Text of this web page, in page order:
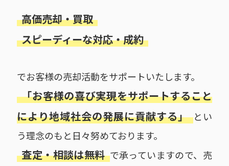
高価売却・買取
スピーディーな対応・成約
でお客様の売却活動をサポートいたします。
「お客様の喜び実現をサポートすること
により地域社会の発展に貢献する」 とい
う理念のもと日々努めております。
査定・相談は無料 で承っていますので、売